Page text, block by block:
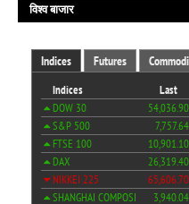
विश्व बाजार